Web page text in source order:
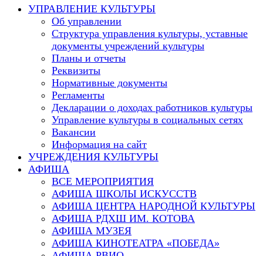
websiteУПРАВЛЕНИЕ КУЛЬТУРЫ
Об управлении
Структура управления культуры, уставные
документы учреждений культуры
Планы и отчеты
Реквизиты
Нормативные документы
Регламенты
Декларации о доходах работников культуры
Управление культуры в социальных сетях
Вакансии
Информация на сайт
УЧРЕЖДЕНИЯ КУЛЬТУРЫ
АФИША
ВСЕ МЕРОПРИЯТИЯ
АФИША ШКОЛЫ ИСКУССТВ
АФИША ЦЕНТРА НАРОДНОЙ КУЛЬТУРЫ
АФИША РДХШ ИМ. КОТОВА
АФИША МУЗЕЯ
АФИША КИНОТЕАТРА «ПОБЕДА»